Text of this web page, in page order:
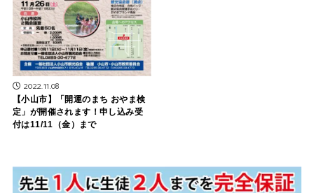
2022.11.08
【小山市】「開運のまち おやま検
定」が開催されます！申し込み受
付は11/11（金）まで